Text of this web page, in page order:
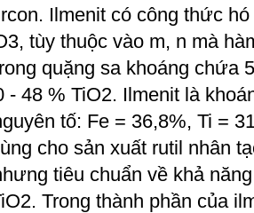
Ilmenit có công thức
3, tùy thuộc vào m, n mà
quặng sa khoáng chứa
- 48 % TiO2. Ilmenit là
tố: Fe = 36,8%, Ti =
cho sản xuất rutil nhân
tiêu chuẩn về khả
2. Trong thành phần của